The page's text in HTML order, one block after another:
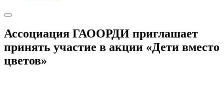
Ассоциация ГАООРДИ приглашает
принять участие в акции «Дети вместо
цветов»